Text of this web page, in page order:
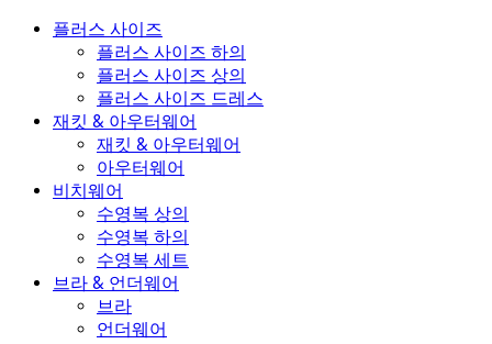
플러스 사이즈
플러스 사이즈 하의
플러스 사이즈 상의
플러스 사이즈 드레스
재킷 & 아우터웨어
재킷 & 아우터웨어
아우터웨어
비치웨어
수영복 상의
수영복 하의
수영복 세트
브라 & 언더웨어
브라
언더웨어